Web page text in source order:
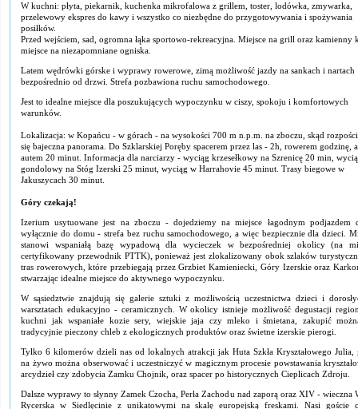
W kuchni: płyta, piekarnik, kuchenka mikrofalowa z grillem, toster, lodówka, zmywarka,
przelewowy ekspres do kawy i wszystko co niezbędne do przygotowywania i spożywania
posiłków.
Przed wejściem, sad, ogromna łąka sportowo-rekreacyjna. Miejsce na grill oraz kamienny
miejsce na niezapomniane ogniska.
Latem wędrówki górske i wyprawy rowerowe, zimą możliwość jazdy na sankach i nartach
bezpośrednio od drzwi. Strefa pozbawiona ruchu samochodowego.
Jest to idealne miejsce dla poszukujących wypoczynku w ciszy, spokoju i komfortowych
warunków.
Lokalizacja: w Kopańcu - w górach - na wysokości 700 m n.p.m. na zboczu, skąd
się bajeczna panorama. Do Szklarskiej Poręby spacerem przez las - 2h, rowerem godzinę, a
autem 20 minut. Informacja dla narciarzy - wyciąg krzesełkowy na Szrenicę 20 min,
gondolowy na Stóg Izerski 25 minut, wyciąg w Harrahovie 45 minut. Trasy biegowe w
Jakuszycach 30 minut.
Góry czekają!
Izerium usytuowane jest na zboczu - dojedziemy na miejsce łagodnym podjazdem
wyłącznie do domu - strefa bez ruchu samochodowego, a więc bezpiecznie dla dzieci.
stanowi wspaniałą bazę wypadową dla wycieczek w bezpośredniej okolicy (na
certyfikowany przewodnik PTTK), ponieważ jest zlokalizowany obok szlaków
tras rowerowych, które przebiegają przez Grzbiet Kamieniecki, Góry Izerskie oraz
stwarzając idealne miejsce do aktywnego wypoczynku.
W sąsiedztwie znajdują się galerie sztuki z możliwością uczestnictwa dzieci i
warsztatach edukacyjno - ceramicznych. W okolicy istnieje możliwość degustacji
kuchni jak wspaniałe kozie sery, wiejskie jaja czy mleko i śmietana, zakupić
tradycyjnie pieczony chleb z ekologicznych produktów oraz świetne izerskie pierogi.
Tylko 6 kilomerów dzieli nas od lokalnych atrakcji jak Huta Szkła Kryształowego Julia,
na żywo można obserwować i uczestniczyć w magicznym procesie powstawania
arcydzieł czy zdobycia Zamku Chojnik, oraz spacer po historycznych Cieplicach Zdroju.
Dalsze wyprawy to słynny Zamek Czocha, Perła Zachodu nad zaporą oraz XIV - wieczna
Rycerska w Siedlęcinie z unikatowymi na skalę europejską freskami. Nasi goście